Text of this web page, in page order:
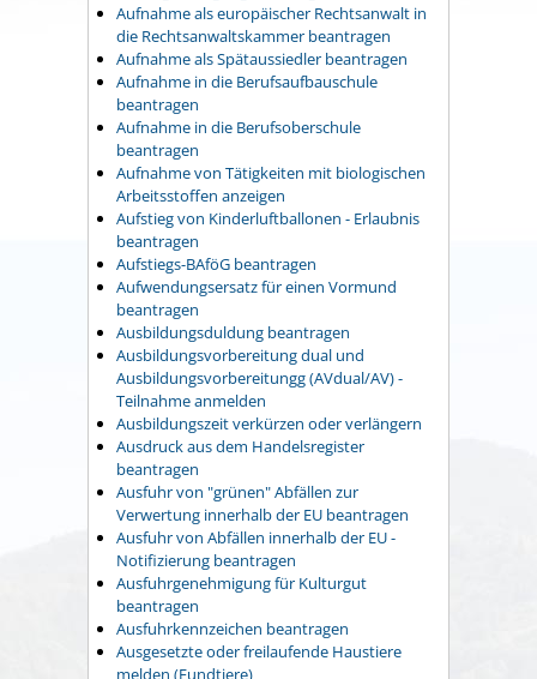
Aufnahme als europäischer Rechtsanwalt in
die Rechtsanwaltskammer beantragen
Aufnahme als Spätaussiedler beantragen
Aufnahme in die Berufsaufbauschule
beantragen
Aufnahme in die Berufsoberschule
beantragen
Aufnahme von Tätigkeiten mit biologischen
Arbeitsstoffen anzeigen
Aufstieg von Kinderluftballonen - Erlaubnis
beantragen
Aufstiegs-BAföG beantragen
Aufwendungsersatz für einen Vormund
beantragen
Ausbildungsduldung beantragen
Ausbildungsvorbereitung dual und
Ausbildungsvorbereitungg (AVdual/AV) -
Teilnahme anmelden
Ausbildungszeit verkürzen oder verlängern
Ausdruck aus dem Handelsregister
beantragen
Ausfuhr von "grünen" Abfällen zur
Verwertung innerhalb der EU beantragen
Ausfuhr von Abfällen innerhalb der EU -
Notifizierung beantragen
Ausfuhrgenehmigung für Kulturgut
beantragen
Ausfuhrkennzeichen beantragen
Ausgesetzte oder freilaufende Haustiere
melden (Fundtiere)